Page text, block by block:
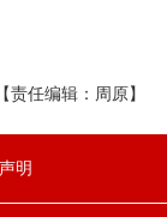
【责任编辑：周原】
明